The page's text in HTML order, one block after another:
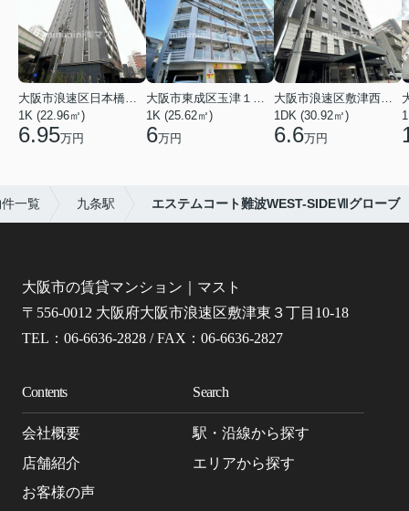
1K (22.96㎡)
6.95万円
1K (25.62㎡)
6万円
1DK (30.92㎡)
6.6万円
一覧 九条駅 エステムコート難波WEST-SIDEⅦグローブ
大阪市の賃貸マンション｜マスト
〒556-0012 大阪府大阪市浪速区敷津東３丁目10-18
TEL：06-6636-2828 / FAX：06-6636-2827
Contents
会社概要
店舗紹介
お客様の声
Search
駅・沿線から探す
エリアから探す